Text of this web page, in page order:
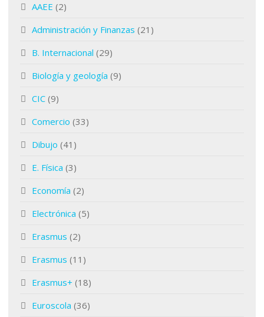
AAEE (2)
Administración y Finanzas (21)
B. Internacional (29)
Biología y geología (9)
CIC (9)
Comercio (33)
Dibujo (41)
E. Física (3)
Economía (2)
Electrónica (5)
Erasmus (2)
Erasmus (11)
Erasmus+ (18)
Euroscola (36)